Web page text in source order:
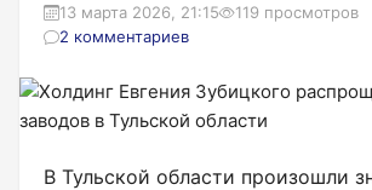
13 марта 2026, 21:15
119 просмотров
2 комментариев
В Тульской области произошли